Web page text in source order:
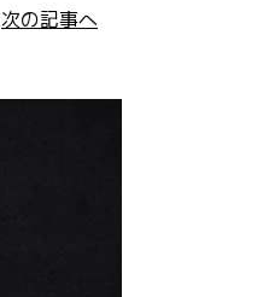
次の記事へ